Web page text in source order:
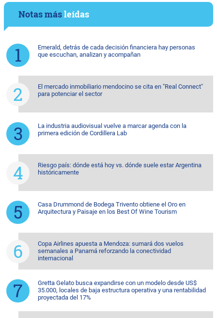
Notas másleídas
Emerald, detrás de cada decisión financiera hay personas
que escuchan, analizan y acompañan
El mercado inmobiliario mendocino se cita en "Real Connect"
para potenciar el sector
La industria audiovisual vuelve a marcar agenda con la
primera edición de Cordillera Lab
Riesgo país: dónde está hoy vs. dónde suele estar Argentina
históricamente
Casa Drummond de Bodega Trivento obtiene el Oro en
Arquitectura y Paisaje en los Best Of Wine Tourism
Copa Airlines apuesta a Mendoza: sumará dos vuelos
semanales a Panamá reforzando la conectividad
internacional
Gretta Gelato busca expandirse con un modelo desde US$
35.000, locales de baja estructura operativa y una rentabilidad
proyectada del 17%